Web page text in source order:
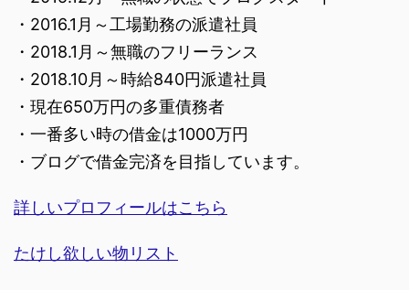
・2016.1月～工場勤務の派遣社員
・2018.1月～無職のフリーランス
・2018.10月～時給840円派遣社員
・現在650万円の多重債務者
・一番多い時の借金は1000万円
・ブログで借金完済を目指しています。
詳しいプロフィールはこちら
たけし欲しい物リスト